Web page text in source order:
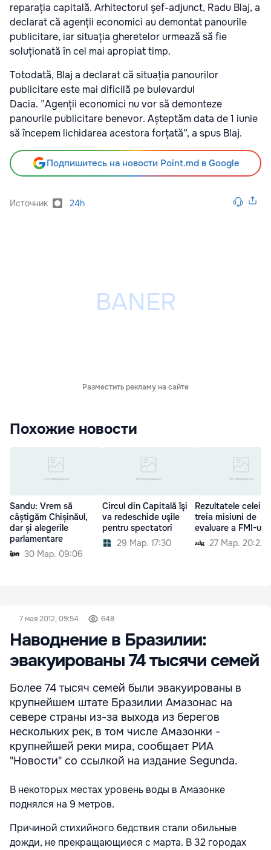
reparația capitală. Arhitectorul șef-adjunct, Radu Blaj, a
declarat că agenții economici au demontat panourile
publicitare, iar situația gheretelor urmează să fie
soluționată în cel mai apropiat timp.
Totodată, Blaj a declarat că situația panourilor
publicitare este mai dificilă pe bulevardul
Dacia. ”Agenții economici nu vor să demonteze
panourile publicitare benevor. Așteptăm data de 1 iunie
să începem lichidarea acestora forțată”, a spus Blaj.
Подпишитесь на новости Point.md в Google
Источник 24h
Разместить рекламу на сайте
Похожие новости
Sandu: Vrem să
câștigăm Chișinăul,
dar și alegerile
parlamentare
30 Мар. 09:06
Circul din Capitală îşi
va redeschide uşile
pentru spectatori
29 Мар. 17:30
Rezultatele celei
treia misiuni de
evaluare a FMI-ului
27 Мар. 20:22
7 мая 2012, 09:54 648
Наводнение в Бразилии:
эвакуированы 74 тысячи семей
Более 74 тысяч семей были эвакуированы в
крупнейшем штате Бразилии Амазонас на
севере страны из-за выхода из берегов
нескольких рек, в том числе Амазонки -
крупнейшей реки мира, сообщает РИА
"Новости" со ссылкой на издание Segunda.
В некоторых местах уровень воды в Амазонке
поднялся на 9 метров.
Причиной стихийного бедствия стали обильные
дожди, не прекращающиеся с марта. В 32 городах